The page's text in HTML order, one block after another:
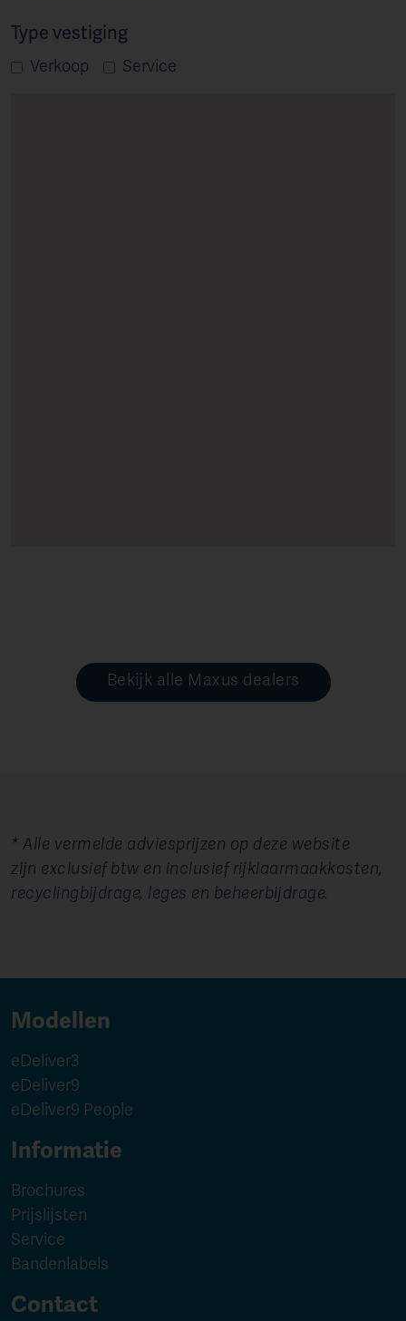
Type vestiging
Verkoop Service
Bekijk alle Maxus dealers
* Alle vermelde adviesprijzen op deze website
zijn exclusief btw en inclusief rijklaarmaakkosten,
recyclingbijdrage, leges en beheerbijdrage.
Modellen
eDeliver3
eDeliver9
eDeliver9 People
Informatie
Brochures
Prijslijsten
Service
Bandenlabels
Contact